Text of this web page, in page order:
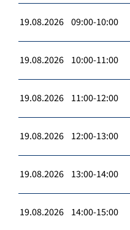
19.08.2026 09:00-10:00
19.08.2026 10:00-11:00
19.08.2026 11:00-12:00
19.08.2026 12:00-13:00
19.08.2026 13:00-14:00
19.08.2026 14:00-15:00